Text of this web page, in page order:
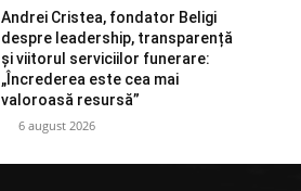
Andrei Cristea, fondator Beligi
despre leadership, transparență
și viitorul serviciilor funerare:
„Încrederea este cea mai
valoroasă resursă”
6 august 2026